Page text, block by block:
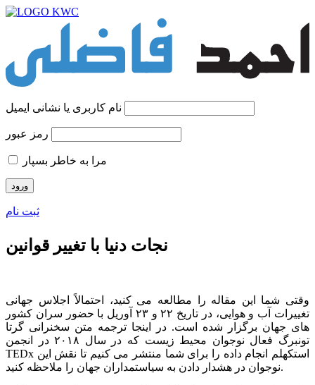
نام کاربری یا نشانی ایمیل
رمز عبور
مرا به خاطر بسپار
ثبت نام
نجات دنیا با تغییر قوانین
وقتی شما این مقاله را مطالعه می کنید، احتمالاً اجلاس جهانی
تغییرات آب و هوایی، در تاریخ ۲۲ و ۲۳ آوریل با حضور سران کشور
های جهان برگزار شده است. در اینجا ترجمه متن سخنرانی گرتا
تونبرگ فعال نوجوان محیط زیست که در سال ۲۰۱۸ در انجمن
TEDx استکهلم انجام داده را برای شما منتشر می کنیم تا نقش این
نوجوان در هشدار دادن به سیاستمداران جهان را ملاحظه کنید.